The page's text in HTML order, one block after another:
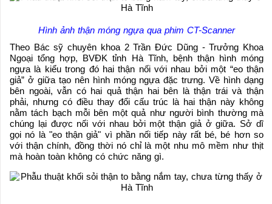
Hình ảnh thận móng ngựa qua phim CT-Scanner
Theo Bác sỹ chuyên khoa 2 Trần Đức Dũng - Trưởng Khoa
Ngoại tổng hợp, BVĐK tỉnh Hà Tĩnh, bệnh thận hình móng
ngựa là kiểu trong đó hai thận nối với nhau bởi một “eo thận
giả” ở giữa tạo nên hình móng ngựa đặc trưng. Về hình dạng
bên ngoài, vẫn có hai quả thận hai bên là thận trái và thận
phải, nhưng có điều thay đổi cấu trúc là hai thận này không
nằm tách bạch mỗi bên một quả như người bình thường mà
chúng lại được nối với nhau bởi một thận giả ở giữa. Sở dĩ
gọi nó là "eo thận giả" vì phần nối tiếp này rất bé, bé hơn so
với thận chính, đồng thời nó chỉ là một nhu mô mềm như thịt
mà hoàn toàn không có chức năng gì.